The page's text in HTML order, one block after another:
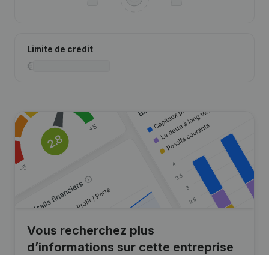
Limite de crédit
Vous recherchez plus
d’informations sur cette entreprise